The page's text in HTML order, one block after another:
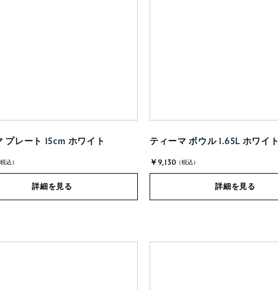
プレート 15cm ホワイト
込)
詳細を見る
ティーマ ボウル 1.65L ホワイト
￥9,130 (税込)
詳細を見る